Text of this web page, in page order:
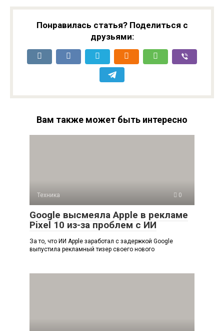
Понравилась статья? Поделиться с
друзьями:
Вам также может быть интересно
Техника 0
Google высмеяла Apple в рекламе
Pixel 10 из-за проблем с ИИ
За то, что ИИ Apple заработал с задержкой Google
выпустила рекламный тизер своего нового